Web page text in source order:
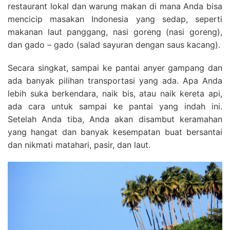
restaurant lokal dan warung makan di mana Anda bisa
mencicip masakan Indonesia yang sedap, seperti
makanan laut panggang, nasi goreng (nasi goreng),
dan gado – gado (salad sayuran dengan saus kacang).
Secara singkat, sampai ke pantai anyer gampang dan
ada banyak pilihan transportasi yang ada. Apa Anda
lebih suka berkendara, naik bis, atau naik kereta api,
ada cara untuk sampai ke pantai yang indah ini.
Setelah Anda tiba, Anda akan disambut keramahan
yang hangat dan banyak kesempatan buat bersantai
dan nikmati matahari, pasir, dan laut.